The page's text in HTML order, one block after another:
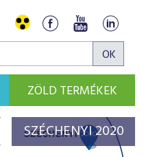
ZÖLD TERMÉKEK
SZÉCHENYI 2020